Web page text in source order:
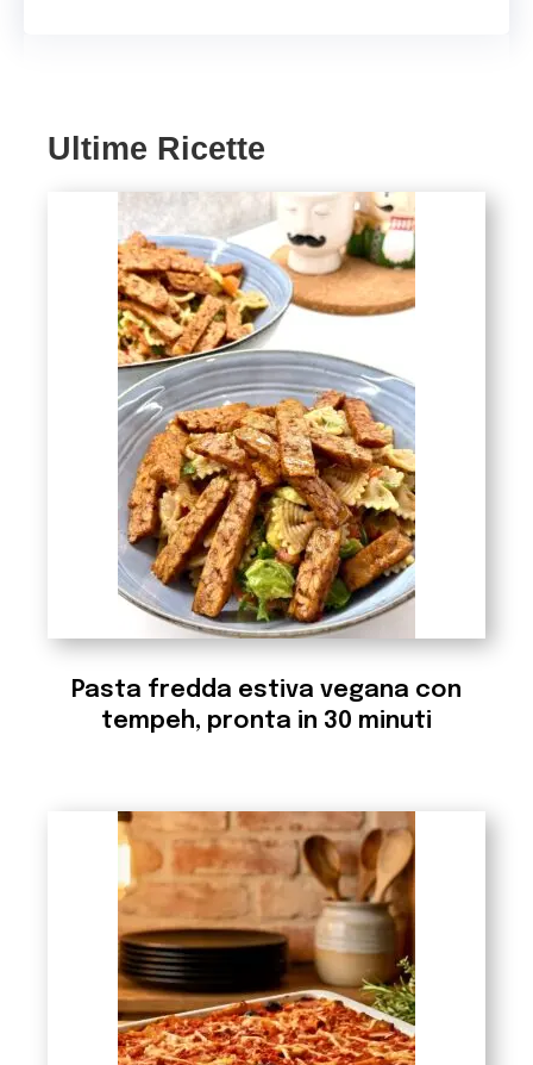
Ultime Ricette
Pasta fredda estiva vegana con
tempeh, pronta in 30 minuti